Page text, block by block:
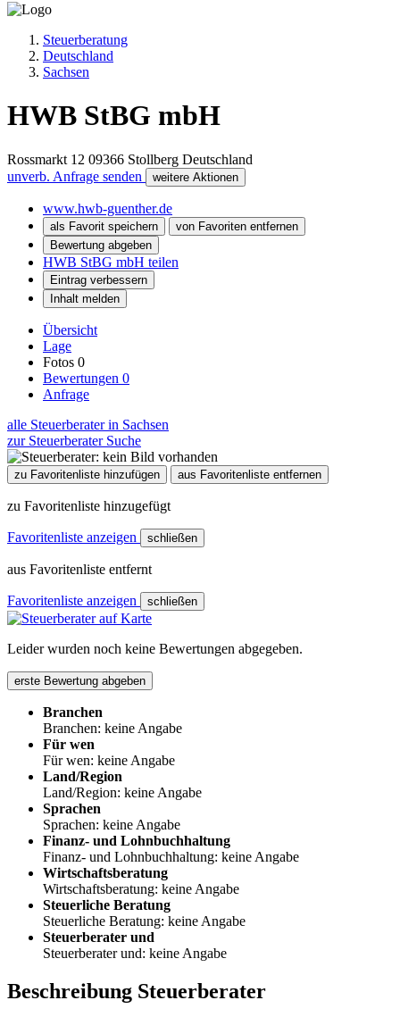
Steuerberatung
Deutschland
Sachsen
HWB StBG mbH
Rossmarkt 12 09366 Stollberg Deutschland
unverb. Anfrage senden
weitere Aktionen
www.hwb-guenther.de
als Favorit speichern
von Favoriten entfernen
Bewertung abgeben
HWB StBG mbH teilen
Eintrag verbessern
Inhalt melden
Übersicht
Lage
Fotos 0
Bewertungen 0
Anfrage
alle Steuerberater in Sachsen
zur Steuerberater Suche
zu Favoritenliste hinzufügen aus Favoritenliste entfernen
zu Favoritenliste hinzugefügt
Favoritenliste anzeigen schließen
aus Favoritenliste entfernt
Favoritenliste anzeigen schließen
Leider wurden noch keine Bewertungen abgegeben.
erste Bewertung abgeben
Branchen
Branchen: keine Angabe
Für wen
Für wen: keine Angabe
Land/Region
Land/Region: keine Angabe
Sprachen
Sprachen: keine Angabe
Finanz- und Lohnbuchhaltung
Finanz- und Lohnbuchhaltung: keine Angabe
Wirtschaftsberatung
Wirtschaftsberatung: keine Angabe
Steuerliche Beratung
Steuerliche Beratung: keine Angabe
Steuerberater und
Steuerberater und: keine Angabe
Beschreibung Steuerberater